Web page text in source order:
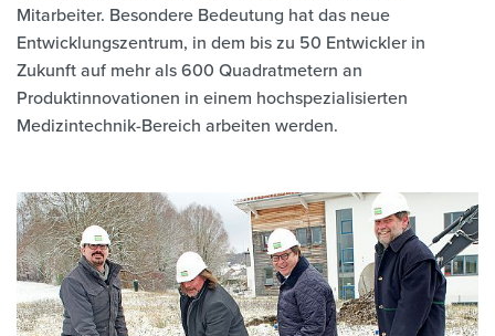
Mitarbeiter. Besondere Bedeutung hat das neue
Entwicklungszentrum, in dem bis zu 50 Entwickler in
Zukunft auf mehr als 600 Quadratmetern an
Produktinnovationen in einem hochspezialisierten
Medizintechnik-Bereich arbeiten werden.